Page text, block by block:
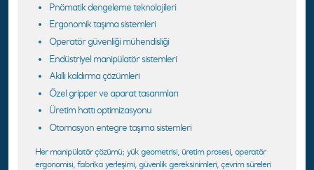
Pnömatik dengeleme teknolojileri
Ergonomik taşıma sistemleri
Operatör güvenliği mühendisliği
Endüstriyel manipülatör sistemleri
Akıllı kaldırma çözümleri
Özel gripper ve aparat tasarımları
Üretim hattı optimizasyonu
Otomasyon entegre taşıma sistemleri
Her manipülatör çözümü; yük geometrisi, üretim prosesi, operatör
ergonomisi, fabrika yerleşimi, güvenlik gereksinimleri, çevrim süreleri